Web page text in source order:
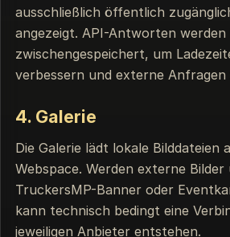
ausschließlich öffentlich
angezeigt. API-Antworten werden
zwischengespeichert, um
verbessern und externe Anfragen
4. Galerie
Die Galerie lädt lokale Bilddateien
Webspace. Werden externe Bilder
TruckersMP-Banner oder
kann technisch bedingt eine
jeweiligen Anbieter entstehen.